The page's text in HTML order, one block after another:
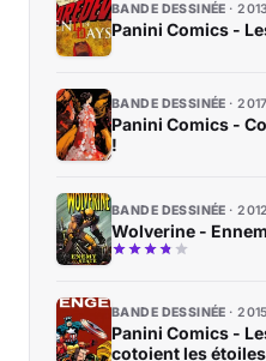
BANDE DESSINÉE 2013
Panini Comics -
BANDE DESSINÉE 2017
Panini Comics -
!
BANDE DESSINÉE 2012
Wolverine -
BANDE DESSINÉE 2015
Panini Comics -
cotoient les